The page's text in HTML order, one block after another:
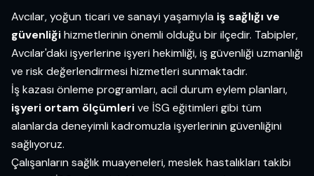
Avcılar, yoğun ticari ve sanayi yaşamıyla iş sağlığı ve
güvenliğihizmetlerinin önemli olduğu bir ilçedir. Tabipler,
Avcılar'daki işyerlerine işyeri hekimliği, iş güvenliği uzmanlığı
ve risk değerlendirmesi hizmetleri sunmaktadır.
İş kazası önleme programları, acil durum eylem planları,
işyeri ortam ölçümlerive İSG eğitimleri gibi tüm
alanlarda deneyimli kadromuzla işyerlerinin güvenliğini
sağlıyoruz.
Çalışanların sağlık muayeneleri, meslek hastalıkları takibi